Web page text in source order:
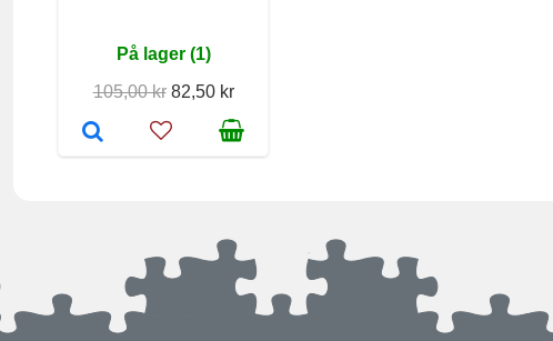
På lager (1)
105,00 kr 82,50 kr